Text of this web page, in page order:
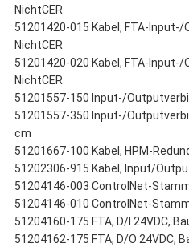
NichtCER
51201420-015 Kabel, FTA-
NichtCER
51201420-020 Kabel, FTA-
NichtCER
51201557-150 Input-/
51201557-350 Input-/
cm
51201667-100 Kabel, HPM-
51202306-915 Kabel, Input/
51204146-003 ControlNet-
51204146-010 ControlNet-
51204160-175 FTA, D/I 24VDC,
51204162-175 FTA, D/O 24VDC,